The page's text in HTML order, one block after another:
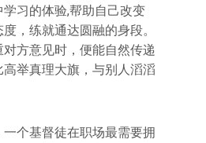
习的体验,帮助自己改变
，练就通达圆融的身段。
方意见时，便能自然传递
高举真理大旗，与别人滔滔
个基督徒在职场最需要拥